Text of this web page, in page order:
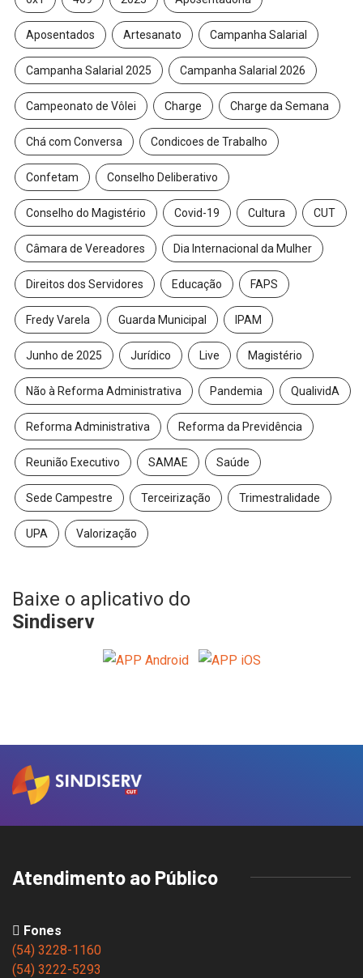
Aposentados Artesanato Campanha Salarial
Campanha Salarial 2025 Campanha Salarial 2026
Campeonato de Vôlei Charge Charge da Semana
Chá com Conversa Condicoes de Trabalho
Confetam Conselho Deliberativo
Conselho do Magistério Covid-19 Cultura CUT
Câmara de Vereadores Dia Internacional da Mulher
Direitos dos Servidores Educação FAPS
Fredy Varela Guarda Municipal IPAM
Junho de 2025 Jurídico Live Magistério
Não à Reforma Administrativa Pandemia QualividA
Reforma Administrativa Reforma da Previdência
Reunião Executivo SAMAE Saúde
Sede Campestre Terceirização Trimestralidade
UPA Valorização
Baixe o aplicativo do
Sindiserv
Atendimento ao Público
Fones
(54) 3228-1160
(54) 3222-5293